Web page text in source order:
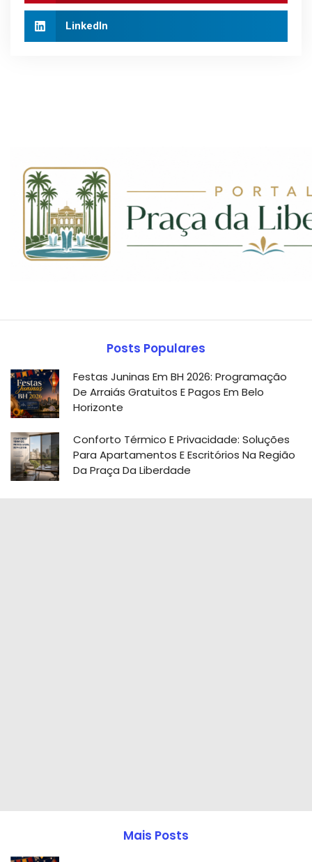
LinkedIn
Posts Populares
Festas Juninas Em BH 2026: Programação
De Arraiás Gratuitos E Pagos Em Belo
Horizonte
Conforto Térmico E Privacidade: Soluções
Para Apartamentos E Escritórios Na Região
Da Praça Da Liberdade
Mais Posts